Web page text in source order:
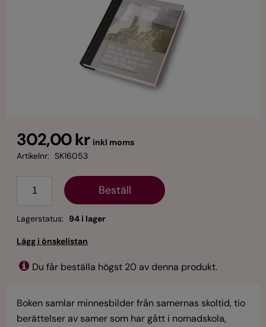
302,00 kr inkl moms
Artikelnr: SK16053
Antal
Lagerstatus: 94 i lager
Du får beställa högst 20 av denna produkt.
Boken samlar minnesbilder från samernas skoltid, tio
berättelser av samer som har gått i nomadskola,